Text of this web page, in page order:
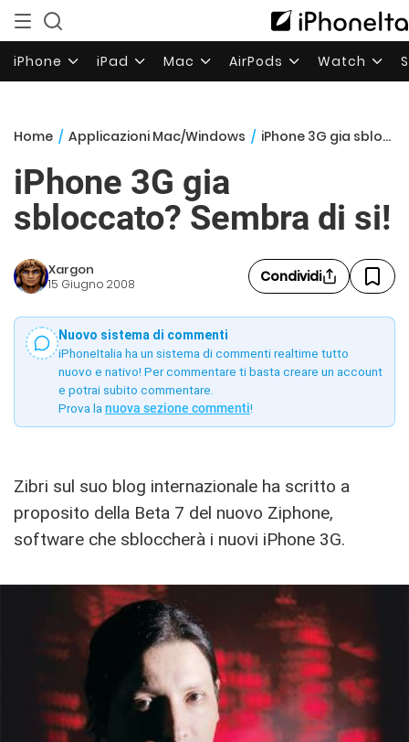
iPhone iPad Mac AirPods Watch
Home / Applicazioni Mac/Windows / iPhone 3G gia sbloccato? Sembra di si!
iPhone 3G gia
sbloccato? Sembra di si!
Xargon
15 Giugno 2008 Condividi
Nuovo sistema di commenti
iPhoneItalia ha un sistema di commenti realtime tutto
nuovo e nativo! Per commentare ti basta creare un account
e potrai subito commentare.
Prova la nuova sezione commenti!
Zibri sul suo blog internazionale ha scritto a
proposito della Beta 7 del nuovo Ziphone,
software che sbloccherà i nuovi iPhone 3G.